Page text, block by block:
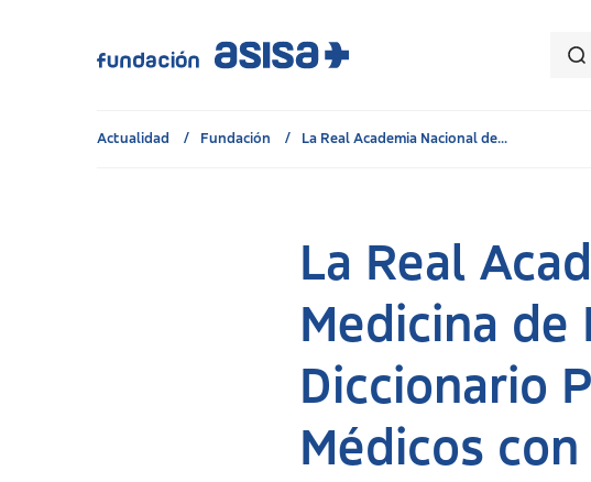
Actualidad Fundación La Real Academia Nacional de...
La Real
Medicina de
Diccionario
Médicos